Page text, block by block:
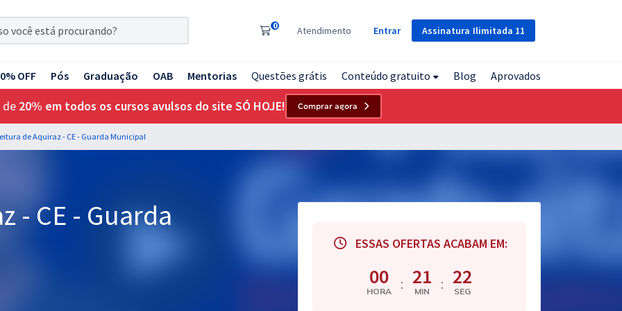
Assinatura Ilimitada 11
0 Atendimento Entrar
OFF Pós Graduação OAB Mentorias Questões grátis Conteúdo gratuito Blog Aprovados
de 20% em todos os cursos avulsos do site SÓ HOJE! Comprar agora
de Aquiraz - CE - Guarda Municipal
- CE - Guarda
ESSAS OFERTAS ACABAM EM:
00
HORA : 21
MIN : 21
SEG